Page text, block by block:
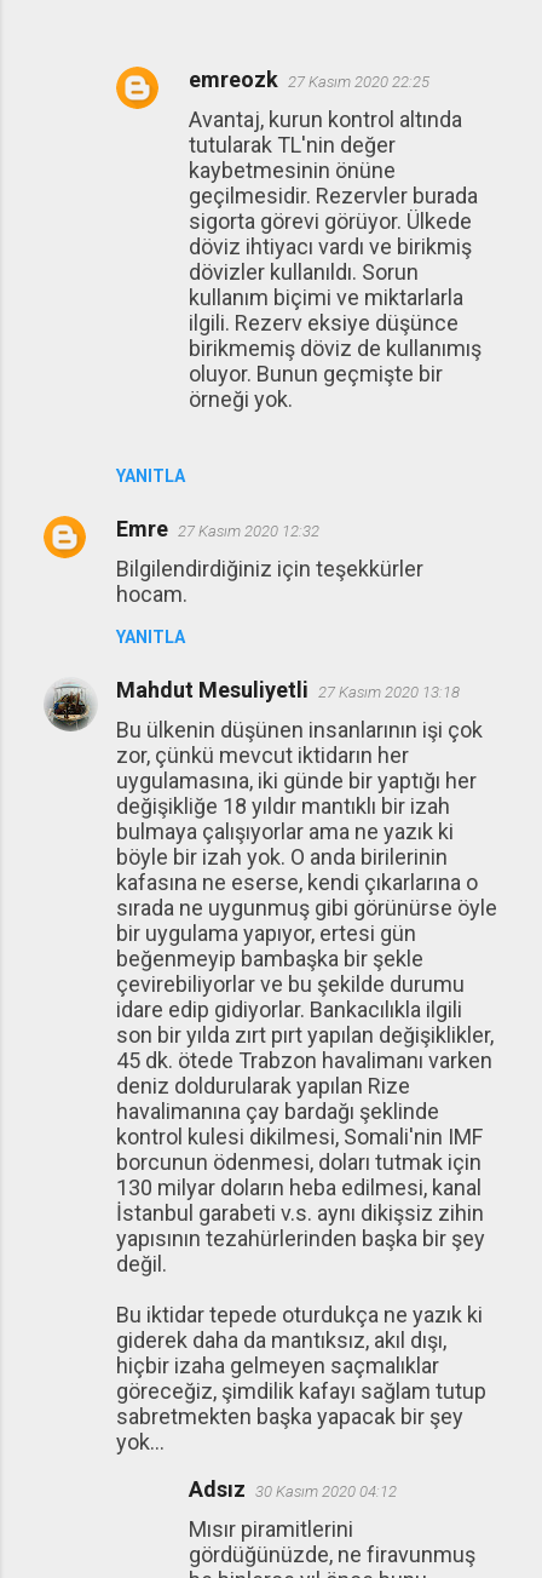
YANITLA
emreozk 27 Kasım 2020 22:25
Avantaj, kurun kontrol altında
tutularak TL'nin değer
kaybetmesinin önüne
geçilmesidir. Rezervler burada
sigorta görevi görüyor. Ülkede
döviz ihtiyacı vardı ve birikmiş
dövizler kullanıldı. Sorun
kullanım biçimi ve miktarlarla
ilgili. Rezerv eksiye düşünce
birikmemiş döviz de kullanımış
oluyor. Bunun geçmişte bir
örneği yok.
Emre 27 Kasım 2020 12:32
Bilgilendirdiğiniz için teşekkürler
hocam.
YANITLA
Mahdut Mesuliyetli 27 Kasım 2020 13:18
Bu ülkenin düşünen insanlarının işi çok
zor, çünkü mevcut iktidarın her
uygulamasına, iki günde bir yaptığı her
değişikliğe 18 yıldır mantıklı bir izah
bulmaya çalışıyorlar ama ne yazık ki
böyle bir izah yok. O anda birilerinin
kafasına ne eserse, kendi çıkarlarına o
sırada ne uygunmuş gibi görünürse öyle
bir uygulama yapıyor, ertesi gün
beğenmeyip bambaşka bir şekle
çevirebiliyorlar ve bu şekilde durumu
idare edip gidiyorlar. Bankacılıkla ilgili
son bir yılda zırt pırt yapılan değişiklikler,
45 dk. ötede Trabzon havalimanı varken
deniz doldurularak yapılan Rize
havalimanına çay bardağı şeklinde
kontrol kulesi dikilmesi, Somali'nin IMF
borcunun ödenmesi, doları tutmak için
130 milyar doların heba edilmesi, kanal
İstanbul garabeti v.s. aynı dikişsiz zihin
yapısının tezahürlerinden başka bir şey
değil.
Bu iktidar tepede oturdukça ne yazık ki
giderek daha da mantıksız, akıl dışı,
hiçbir izaha gelmeyen saçmalıklar
göreceğiz, şimdilik kafayı sağlam tutup
sabretmekten başka yapacak bir şey
yok...
Adsız 30 Kasım 2020 04:12
Mısır piramitlerini
gördüğünüzde, ne firavunmuş